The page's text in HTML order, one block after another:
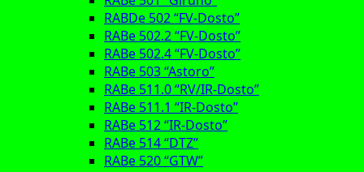
RABDe 502 “FV-Dosto”
RABe 502.2 “FV-Dosto”
RABe 502.4 “FV-Dosto”
RABe 503 “Astoro”
RABe 511.0 “RV/IR-Dosto”
RABe 511.1 “IR-Dosto”
RABe 512 “IR-Dosto”
RABe 514 “DTZ”
RABe 520 “GTW”